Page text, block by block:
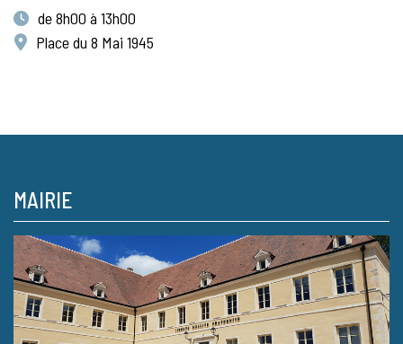
de 8h00 à 13h00
Place du 8 Mai 1945
MAIRIE